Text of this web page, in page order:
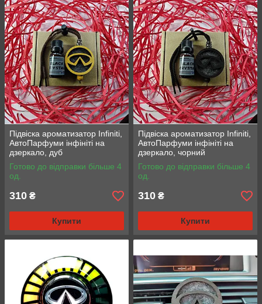
Підвіска ароматизатор Infiniti,
АвтоПарфуми інфініті на
дзеркало, дуб
Готово до відправки більше 4
од.
310 ₴
Купити
Підвіска ароматизатор Infiniti,
АвтоПарфуми інфініті на
дзеркало, чорний
Готово до відправки більше 4
од.
310 ₴
Купити